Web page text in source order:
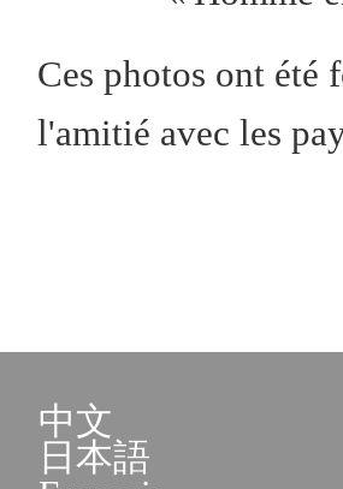
Ces photos ont été
l'amitié avec les
中文
日本語